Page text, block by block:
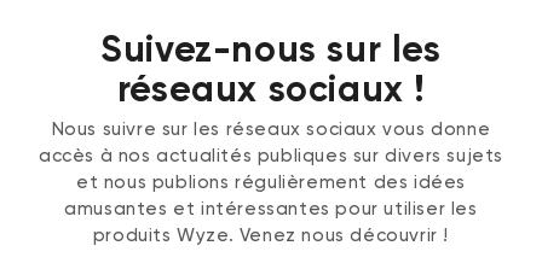
Suivez-nous sur les
réseaux sociaux !
Nous suivre sur les réseaux sociaux vous donne
accès à nos actualités publiques sur divers sujets
et nous publions régulièrement des idées
amusantes et intéressantes pour utiliser les
produits Wyze. Venez nous découvrir !